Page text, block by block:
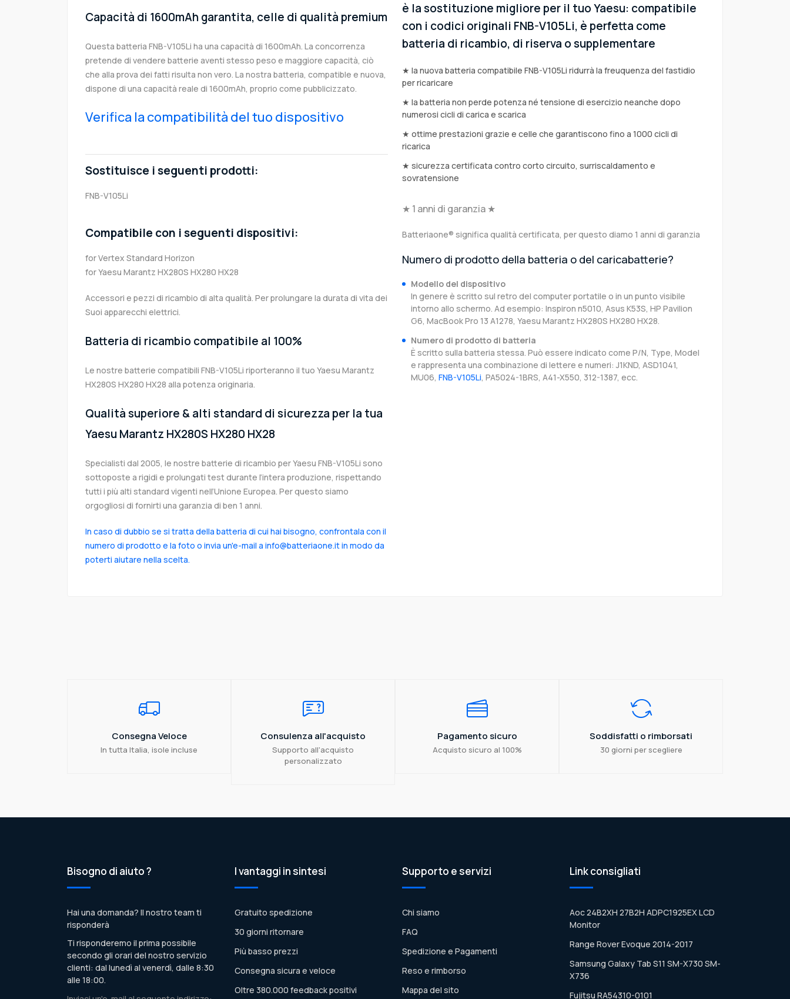
Capacità di 1600mAh garantita, celle di qualità premium
Questa batteria FNB-V105Li ha una capacità di 1600mAh. La concorrenza
pretende di vendere batterie aventi stesso peso e maggiore capacità, ciò
che alla prova dei fatti risulta non vero. La nostra batteria, compatible e nuova,
dispone di una capacità reale di 1600mAh, proprio come pubblicizzato.
Verifica la compatibilità del tuo dispositivo
Sostituisce i seguenti prodotti:
FNB-V105Li
Compatibile con i seguenti dispositivi:
for Vertex Standard Horizon
for Yaesu Marantz HX280S HX280 HX28
Accessori e pezzi di ricambio di alta qualità. Per prolungare la durata di vita dei
Suoi apparecchi elettrici.
Batteria di ricambio compatibile al 100%
Le nostre batterie compatibili FNB-V105Li riporteranno il tuo Yaesu Marantz
HX280S HX280 HX28 alla potenza originaria.
Qualità superiore & alti standard di sicurezza per la tua
Yaesu Marantz HX280S HX280 HX28
Specialisti dal 2005, le nostre batterie di ricambio per Yaesu FNB-V105Li sono
sottoposte a rigidi e prolungati test durante l’intera produzione, rispettando
tutti i più alti standard vigenti nell’Unione Europea. Per questo siamo
orgogliosi di fornirti una garanzia di ben 1 anni.
In caso di dubbio se si tratta della batteria di cui hai bisogno, confrontala con il
numero di prodotto e la foto o invia un'e-mail a info@batteriaone.it in modo da
poterti aiutare nella scelta.
è la sostituzione migliore per il tuo Yaesu: compatibile
con i codici originali FNB-V105Li, è perfetta come
batteria di ricambio, di riserva o supplementare
★ la nuova batteria compatibile FNB-V105Li ridurrà la freuquenza del fastidio
per ricaricare
★ la batteria non perde potenza né tensione di esercizio neanche dopo
numerosi cicli di carica e scarica
★ ottime prestazioni grazie e celle che garantiscono fino a 1000 cicli di
ricarica
★ sicurezza certificata contro corto circuito, surriscaldamento e
sovratensione
★ 1 anni di garanzia ★
Batteriaone® significa qualità certificata, per questo diamo 1 anni di garanzia
Numero di prodotto della batteria o del caricabatterie?
Modello del dispositivo
In genere è scritto sul retro del computer portatile o in un punto visibile
intorno allo schermo. Ad esempio: Inspiron n5010, Asus K53S, HP Pavilion
G6, MacBook Pro 13 A1278, Yaesu Marantz HX280S HX280 HX28.
Numero di prodotto di batteria
È scritto sulla batteria stessa. Può essere indicato come P/N, Type, Model
e rappresenta una combinazione di lettere e numeri: J1KND, ASD1041,
MU06, FNB-V105Li, PA5024-1BRS, A41-X550, 312-1387, ecc.
Consegna Veloce
In tutta Italia, isole incluse
Consulenza all'acquisto
Supporto all'acquisto
personalizzato
Pagamento sicuro
Acquisto sicuro al 100%
Soddisfatti o rimborsati
30 giorni per scegliere
Bisogno di aiuto ?
Hai una domanda? Il nostro team ti
risponderà
Ti risponderemo il prima possibile
secondo gli orari del nostro servizio
clienti: dal lunedì al venerdì, dalle 8:30
alle 18:00.
I vantaggi in sintesi
Gratuito spedizione
30 giorni ritornare
Più basso prezzi
Consegna sicura e veloce
Oltre 380.000 feedback positivi
Supporto e servizi
Chi siamo
FAQ
Spedizione e Pagamenti
Reso e rimborso
Mappa del sito
Link consigliati
Aoc 24B2XH 27B2H ADPC1925EX LCD
Monitor
Range Rover Evoque 2014-2017
Samsung Galaxy Tab S11 SM-X730 SM-
X736
Fujitsu RA54310-0101